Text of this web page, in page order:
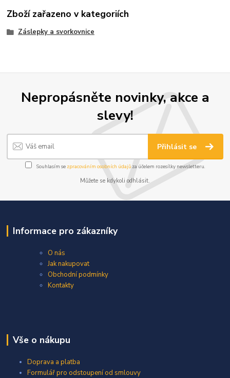
Zboží zařazeno v kategoriích
Záslepky a svorkovnice
Nepropásněte novinky, akce a
slevy!
Přihlásit se
Souhlasím se zpracováním osobních údajůza účelem rozesílky newsletteru.
Můžete se kdykoli odhlásit.
Informace pro zákazníky
O nás
Jak nakupovat
Obchodní podmínky
Kontakty
Vše o nákupu
Doprava a platba
Formulář pro odstoupení od smlouvy